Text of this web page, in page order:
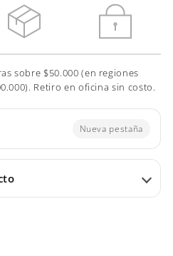
sobre $50.000 (en regiones
Retiro en oficina sin costo.
Nueva pestaña